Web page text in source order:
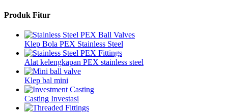
Produk Fitur
Klep Bola PEX Stainless Steel
Alat kelengkapan PEX stainless steel
Klep bal mini
Casting Investasi